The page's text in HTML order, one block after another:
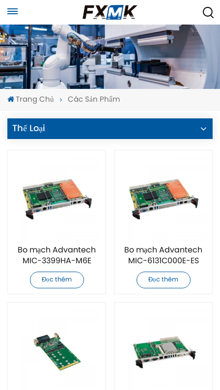
Trang Chủ Các Sản Phẩm
Thể Loại
Bo mạch Advantech
MIC-3399HA-M6E
CPCI mới chính hãng
Đọc thêm
Bo mạch Advantech
MIC-6131C000E-ES
CPCI mới chính hãng
Đọc thêm